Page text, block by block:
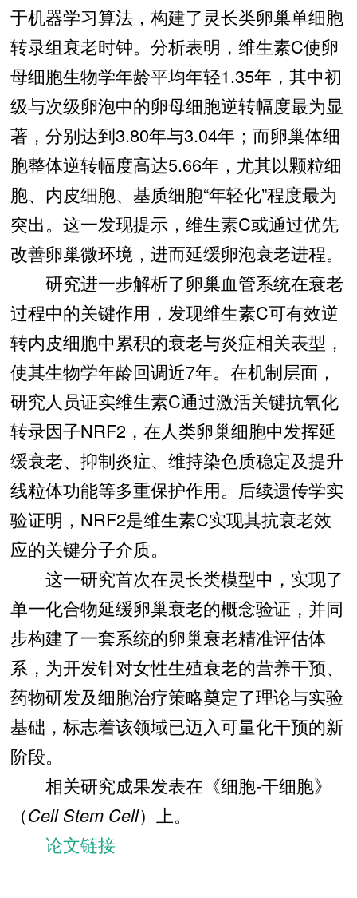
于机器学习算法，构建了灵长类卵巢单细胞
转录组衰老时钟。分析表明，维生素C使卵
母细胞生物学年龄平均年轻1.35年，其中初
级与次级卵泡中的卵母细胞逆转幅度最为显
著，分别达到3.80年与3.04年；而卵巢体细
胞整体逆转幅度高达5.66年，尤其以颗粒细
胞、内皮细胞、基质细胞“年轻化”程度最为
突出。这一发现提示，维生素C或通过优先
改善卵巢微环境，进而延缓卵泡衰老进程。
研究进一步解析了卵巢血管系统在衰老
过程中的关键作用，发现维生素C可有效逆
转内皮细胞中累积的衰老与炎症相关表型，
使其生物学年龄回调近7年。在机制层面，
研究人员证实维生素C通过激活关键抗氧化
转录因子NRF2，在人类卵巢细胞中发挥延
缓衰老、抑制炎症、维持染色质稳定及提升
线粒体功能等多重保护作用。后续遗传学实
验证明，NRF2是维生素C实现其抗衰老效
应的关键分子介质。
这一研究首次在灵长类模型中，实现了
单一化合物延缓卵巢衰老的概念验证，并同
步构建了一套系统的卵巢衰老精准评估体
系，为开发针对女性生殖衰老的营养干预、
药物研发及细胞治疗策略奠定了理论与实验
基础，标志着该领域已迈入可量化干预的新
阶段。
相关研究成果发表在《细胞-干细胞》
（Cell Stem Cell）上。
论文链接